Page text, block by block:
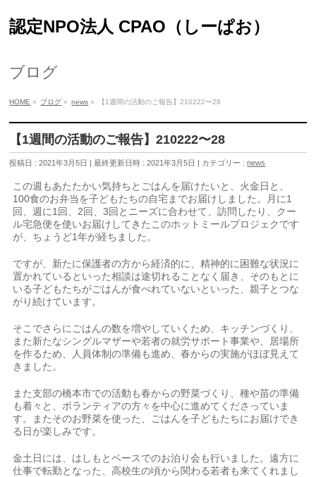
認定NPO法人 CPAO（しーぱお）
ブログ
HOME » ブログ » news » 【1週間の活動のご報告】210222〜28
【1週間の活動のご報告】210222〜28
投稿日 : 2021年3月5日 最終更新日時 : 2021年3月5日 カテゴリー :news
この週もあたたかい気持ちとごはんを届けたいと、火金日と、
100食のお弁当を子どもたちの自宅までお届けしました。月に1
回、週に1回、2回、3回とニーズに合わせて、訪問したり、クー
ル宅急便を使いお届けしてきたこのホットミールプロジェクです
が、ちょうど1年が経ちました。
ですが、新たに保護者の方から経済的に、精神的に困難な状況に
置かれているといった相談は途切れることなく届き、そのもとに
いる子どもたちがごはんが食べれていないといった、親子とつな
がり続けています。
そこでさらにごはんの数を増やしていくため、キッチンづくり、
また新たなシングルマザーや若者の就労サポート事業や、居場所
を作るため、人員体制の準備も進め、春からの実施がほぼ見えて
きました。
また支部の橋本市での活動も春からの野菜づくり、種や苗の準備
も着々と、ボランティアの方々を中心に進めてくださっていま
す。またそのお野菜を使った、ごはんを子どもたちにお届けでき
る日が楽しみです。
金土日には、はしもとベースでのお泊り会も行いました。遠方に
仕事で転勤となった、高校生の頃から関わる若者も来てくれまし